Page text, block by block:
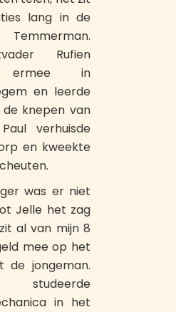
lang in de
Rufien
ermee in
en leerde
de knepen van
verhuisde
en kweekte
was er niet
Jelle het zag
al van mijn 8
mee op het
de jongeman.
in het